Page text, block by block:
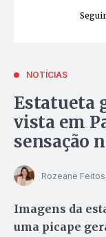
NOTÍCIAS
Estatueta
vista em
sensação
Rozeane
Imagens da
uma picape